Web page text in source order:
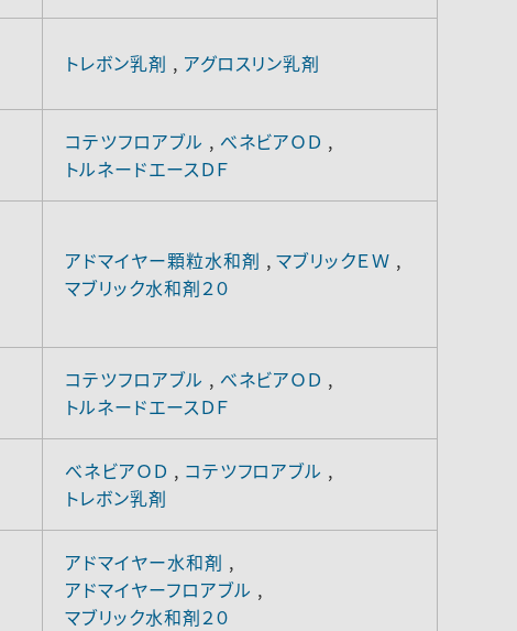
トレボン乳剤 , アグロスリン乳剤
コテツフロアブル , べネビアＯＤ ,
トルネードエースＤＦ
アドマイヤー顆粒水和剤 ,マブリックＥＷ ,
マブリック水和剤２０
コテツフロアブル , べネビアＯＤ ,
トルネードエースＤＦ
べネビアＯＤ , コテツフロアブル ,
トレボン乳剤
アドマイヤー水和剤 ,
アドマイヤーフロアブル ,
マブリック水和剤２０